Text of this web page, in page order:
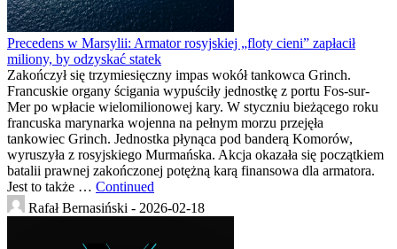
Precedens w Marsylii: Armator rosyjskiej „floty cieni” zapłacił
miliony, by odzyskać statek
Zakończył się trzymiesięczny impas wokół tankowca Grinch.
Francuskie organy ścigania wypuściły jednostkę z portu Fos-sur-
Mer po wpłacie wielomilionowej kary. W styczniu bieżącego roku
francuska marynarka wojenna na pełnym morzu przejęła
tankowiec Grinch. Jednostka płynąca pod banderą Komorów,
wyruszyła z rosyjskiego Murmańska. Akcja okazała się początkiem
batalii prawnej zakończonej potężną karą finansowa dla armatora.
Jest to także … Continued
Rafał Bernasiński - 2026-02-18